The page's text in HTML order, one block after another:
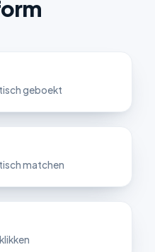
geboekt
matchen